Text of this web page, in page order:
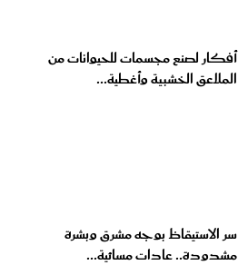
أفكار لصنع مجسمات للحيوانات من
الملاعق الخشبية وأغطية...
سر الاستيقاظ بوجه مشرق وبشرة
مشدودة.. عادات مسائية...